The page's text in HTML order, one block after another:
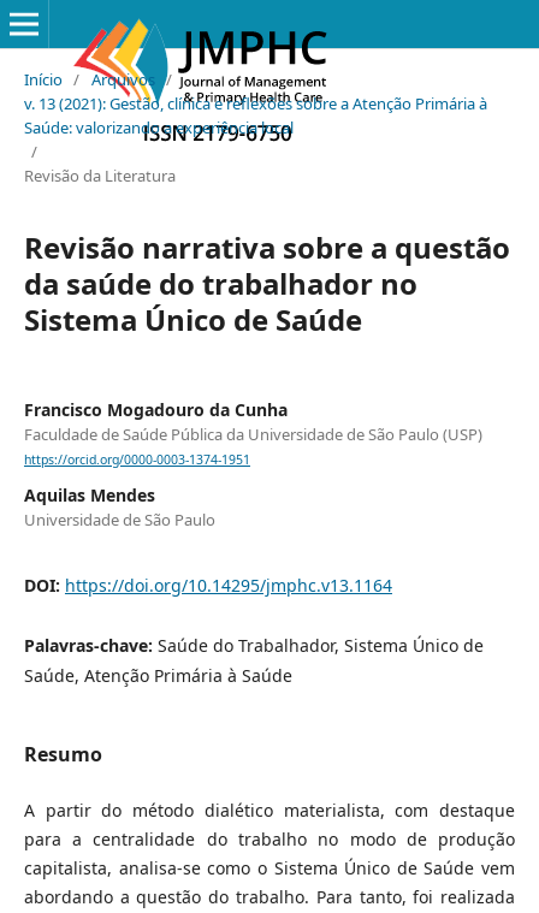
Início / Arquivos /
v. 13 (2021): Gestão, clínica e reflexões sobre a Atenção Primária à
Saúde: valorizando a experiência local
/
Revisão da Literatura
Revisão narrativa sobre a questão
da saúde do trabalhador no
Sistema Único de Saúde
Francisco Mogadouro da Cunha
Faculdade de Saúde Pública da Universidade de São Paulo (USP)
https://orcid.org/0000-0003-1374-1951
Aquilas Mendes
Universidade de São Paulo
DOI: https://doi.org/10.14295/jmphc.v13.1164
Palavras-chave: Saúde do Trabalhador, Sistema Único de
Saúde, Atenção Primária à Saúde
Resumo
A partir do método dialético materialista, com destaque
para a centralidade do trabalho no modo de produção
capitalista, analisa-se como o Sistema Único de Saúde vem
abordando a questão do trabalho. Para tanto, foi realizada